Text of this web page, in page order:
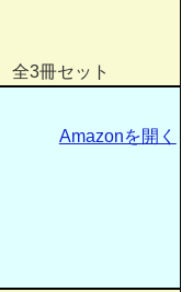
3冊セット
Amazonを開く